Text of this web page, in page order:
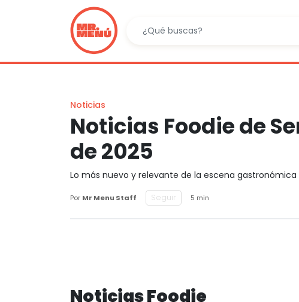
Noticias
Noticias Foodie de
de 2025
Lo más nuevo y relevante de la escena
Por Mr Menu Staff Seguir 5 min
Noticias Foodie